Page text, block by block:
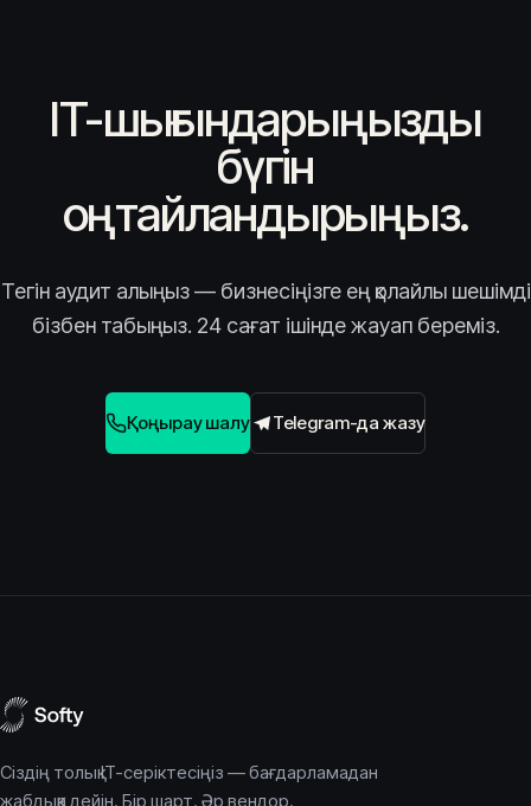
IT-шығындарыңызды
бүгін
оңтайландырыңыз.
Тегін аудит алыңыз — бизнесіңізге ең қолайлы шешімді
бізбен табыңыз. 24 сағат ішінде жауап береміз.
Қоңырау шалу Telegram-да жазу
Сіздің толық IT-серіктесіңіз — бағдарламадан
жабдыққа дейін. Бір шарт. Әр вендор.